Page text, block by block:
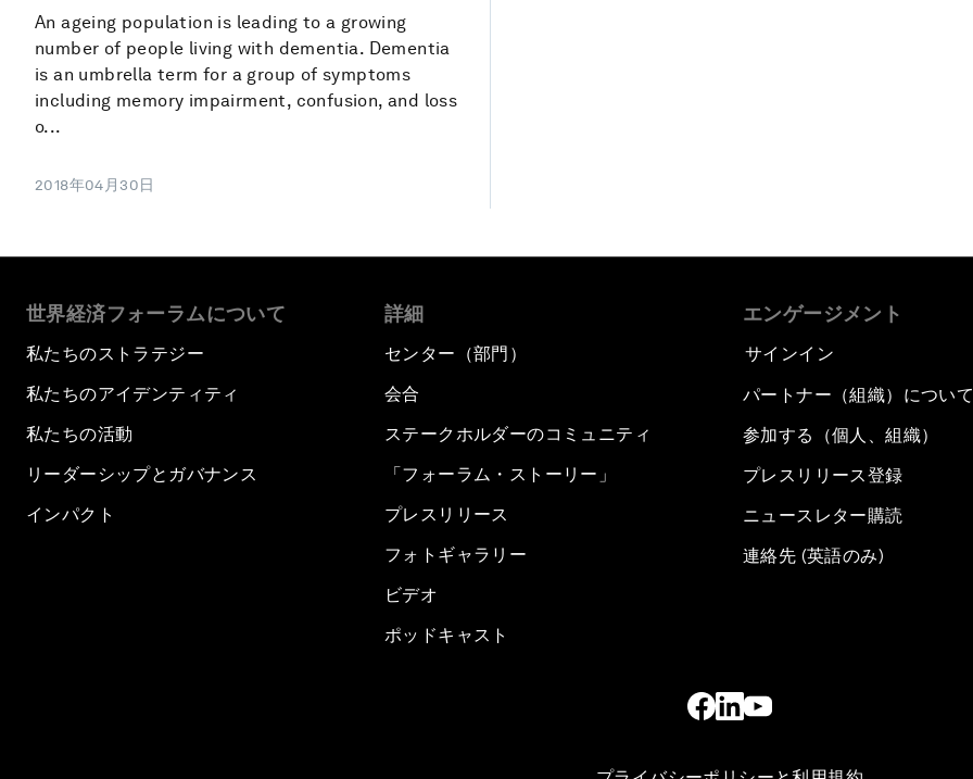
An ageing population is leading to a growing
number of people living with dementia. Dementia
is an umbrella term for a group of symptoms
including memory impairment, confusion, and loss
o...
2018年04月30日
世界経済フォーラムについて
私たちのストラテジー
私たちのアイデンティティ
私たちの活動
リーダーシップとガバナンス
インパクト
詳細
センター（部門）
会合
ステークホルダーのコミュニティ
「フォーラム・ストーリー」
プレスリリース
フォトギャラリー
ビデオ
ポッドキャスト
エンゲージメント
サインイン
パートナー（組織）について
参加する（個人、組織）
プレスリリース登録
ニュースレター購読
連絡先 (英語のみ)